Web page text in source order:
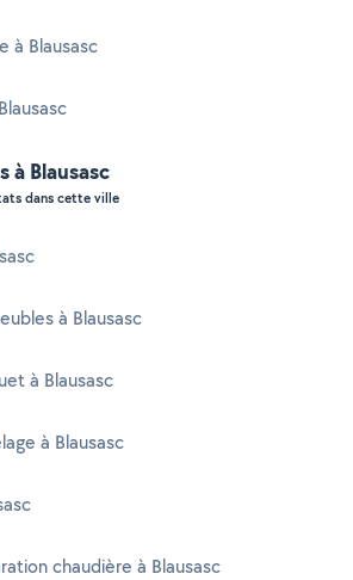
à Blausasc
à Blausasc
dans cette ville
à Blausasc
à Blausasc
à Blausasc
chaudière à Blausasc